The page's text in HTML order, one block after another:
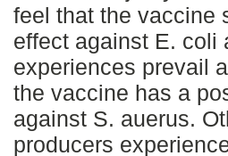
feel that the vaccine
effect against E. coli
experiences prevail
the vaccine has a
against S. auerus.
producers